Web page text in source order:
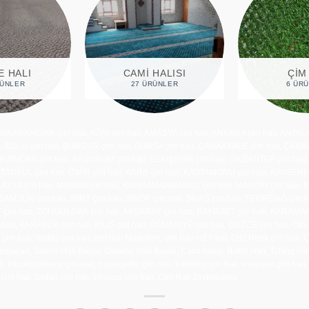
DUVARA
HALI
ÜRÜNLER
KARO HALI
23 ÜRÜNLER 8